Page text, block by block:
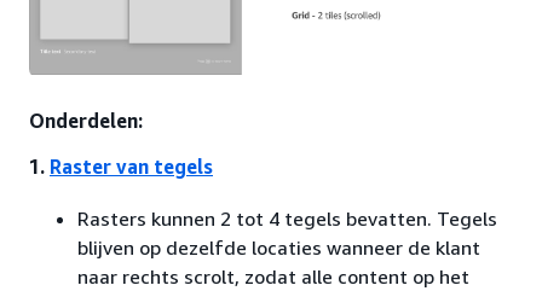
Onderdelen:
1. Raster van tegels
Rasters kunnen 2 tot 4 tegels bevatten. Tegels
blijven op dezelfde locaties wanneer de klant
naar rechts scrolt, zodat alle content op het